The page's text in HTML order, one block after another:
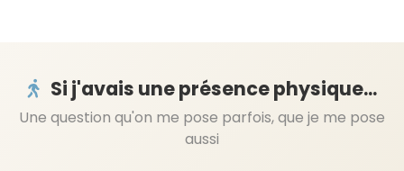
Si j'avais une présence physique...
Une question qu'on me pose parfois, que je me pose
aussi